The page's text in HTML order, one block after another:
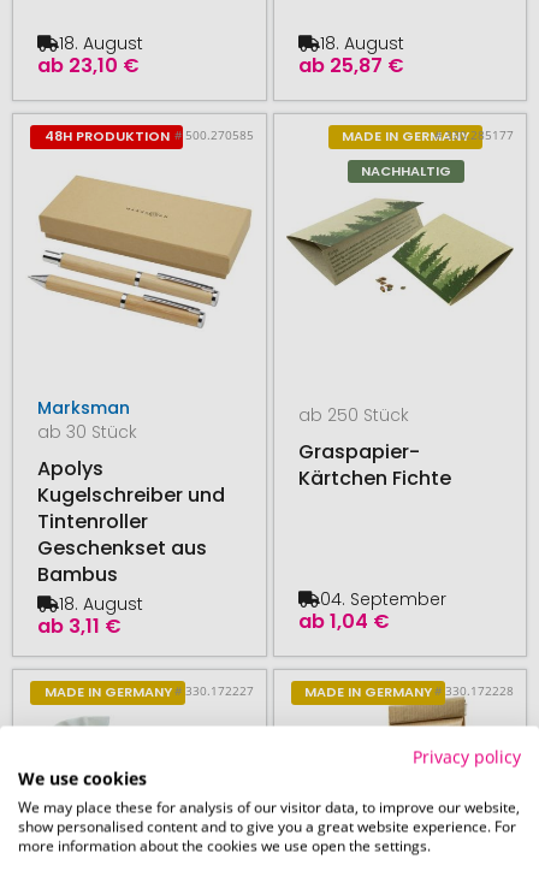
ab 23,10 €
18. August
ab 25,87 €
18. August
48H PRODUKTION # 500.270585
Marksman
ab 30 Stück
Apolys
Kugelschreiber und
Tintenroller
Geschenkset aus
Bambus
ab 3,11 €
18. August
MADE IN GERMANY
NACHHALTIG
# 330.285177
ab 250 Stück
Graspapier-
Kärtchen Fichte
ab1,04 €
04. September
MADE IN GERMANY# 330.172227 MADE IN GERMANY# 330.172228
Privacy policy
We use cookies
We may place these for analysis of our visitor data, to improve our website,
show personalised content and to give you a great website experience. For
more information about the cookies we use open the settings.